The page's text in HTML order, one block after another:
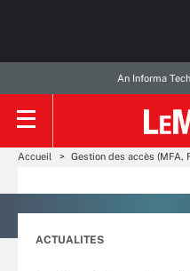
An Informa
Accueil Gestion des accès (MFA,
ACTUALITES